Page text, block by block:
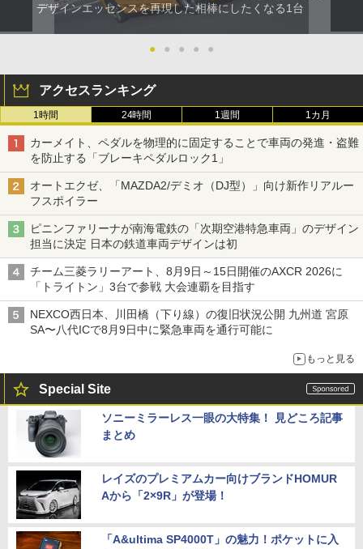
デザインエッセンスを再現した相棒にしたくなる1台
● ● ● ● ●
アクセスランキング
1時間 24時間 1週間 1カ月
カーメイト、ペダルを物理的に固定することで車両の発進・盗難
を防止する「ブレーキペダルロック1」
オートエクゼ、「MAZDA2/デミオ（DJ型）」向け新作リアルー
フスポイラー
ピニンファリーナが南海電鉄の「次期空港特急車両」のデザイン
担当に決定 日本の鉄道車両デザインは初
チーム三菱ラリーアート、8月9日～15日開催のAXCR 2026に
「トライトン」3台で参戦 大会連覇を目指す
NEXCO西日本、川田橋（下り線）の復旧状況公開 九州道 宮原
SA〜八代ICで8月9日中に緊急車両を通行可能に
もっと見る
Special Site
ソニーミラーレス一眼の大特集！ 見どころ記事
まとめ
レイズのプレミアムカー向けブランドHOMUR
Aから「2×9R」が登場！
「A&ultima SP4000T」の魅力！ポケットに入